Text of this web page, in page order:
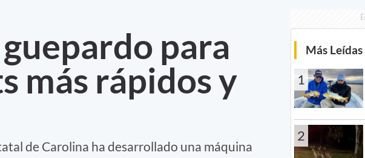
para
más rápidos y
de Carolina ha desarrollado una máquina
Más Leídas
1
2